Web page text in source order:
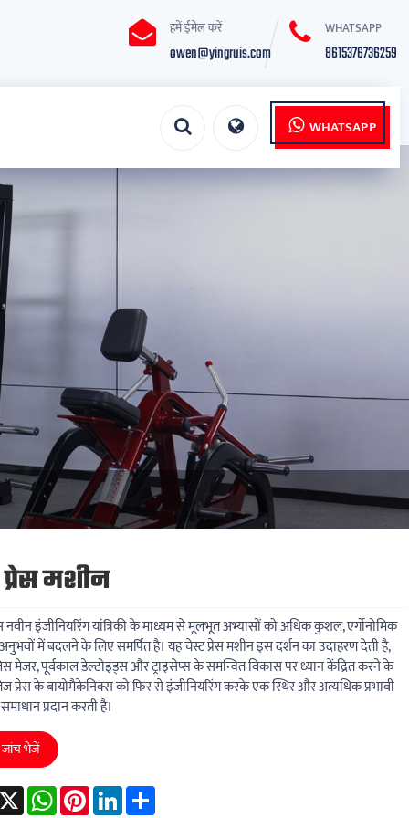
हमें ईमेल करें
owen@yingruis.com
WHATSAPP
8615376736259
WHATSAPP
मशीन
इंजीनियरिंग यांत्रिकी के माध्यम से मूलभूत अभ्यासों को अधिक कुशल, एर्गोनोमिक
में बदलने के लिए समर्पित है। यह चेस्ट प्रेस मशीन इस दर्शन का उदाहरण देती है,
मेजर, पूर्वकाल डेल्टोइड्स और ट्राइसेप्स के समन्वित विकास पर ध्यान केंद्रित करने के
प्रेस के बायोमैकेनिक्स को फिर से इंजीनियरिंग करके एक स्थिर और अत्यधिक प्रभावी
प्रदान करती है।
जांच भेजें
X WhatsAppPinterestLinkedInShare